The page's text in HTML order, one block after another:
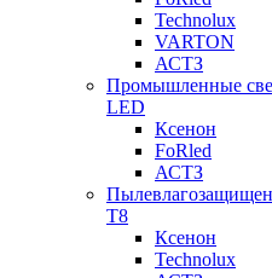
Technolux
VARTON
АСТЗ
Промышленные
LED
Ксенон
FoRled
АСТЗ
Т8
Ксенон
Technolux